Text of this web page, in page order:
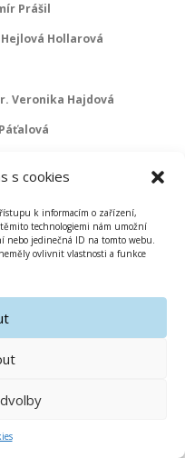
s cookies
k informacím o zařízení,
těmito technologiemi nám umožní
nebo jedinečná ID na tomto webu.
ovlivnit vlastnosti a funkce
Prášil
Veronika Hajdová
Daňková
– předsedkyně
Olomouc Gagarinova